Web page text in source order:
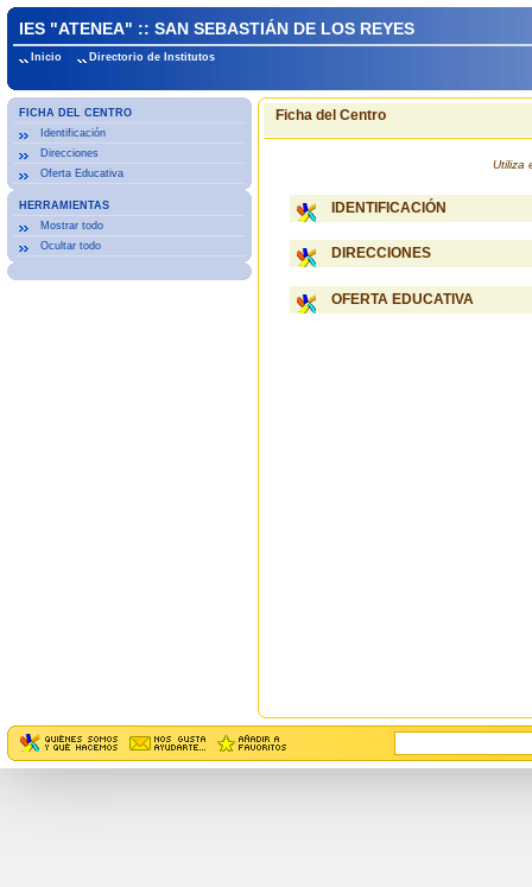
IES "ATENEA" :: SAN SEBASTIÁN DE LOS REYES
Inicio Directorio de Institutos
FICHA DEL CENTRO
Identificación
Direcciones
Oferta Educativa
HERRAMIENTAS
Mostrar todo
Ocultar todo
Ficha del Centro
Utiliza
IDENTIFICACIÓN
DIRECCIONES
OFERTA EDUCATIVA